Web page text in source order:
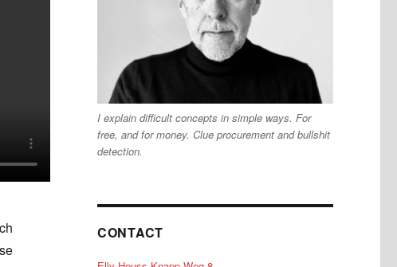
I explain difficult concepts in simple ways. For
free, and for money. Clue procurement and bullshit
detection.
CONTACT